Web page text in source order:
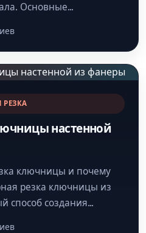
Основные
РЕЗКА
настенной
ключницы и почему
резка ключницы из
способ создания